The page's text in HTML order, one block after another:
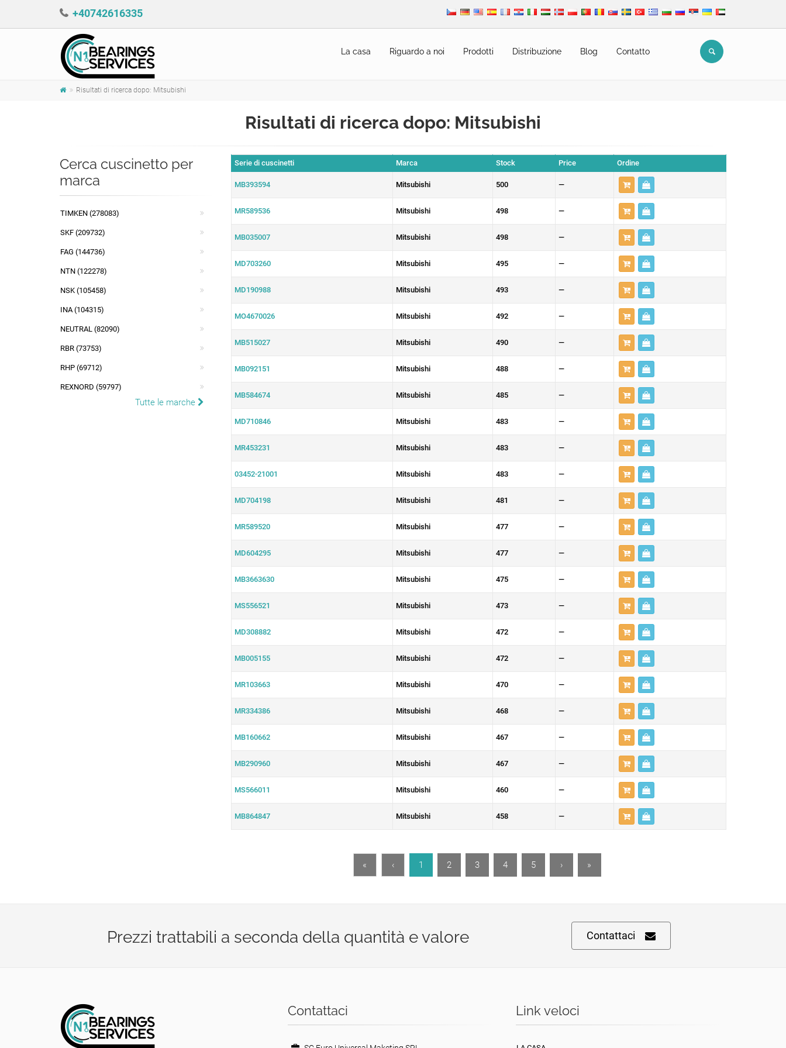
+40742616335
La casa Riguardo a noi Prodotti Distribuzione Blog Contatto
Risultati di ricerca dopo: Mitsubishi
Risultati di ricerca dopo: Mitsubishi
Serie di cuscinetti Marca Stock Price Ordine
MB393594 Mitsubishi 500 —
MR589536 Mitsubishi 498 —
MB035007 Mitsubishi 498 —
MD703260 Mitsubishi 495 —
MD190988 Mitsubishi 493 —
MO4670026 Mitsubishi 492 —
MB515027 Mitsubishi 490 —
MB092151 Mitsubishi 488 —
MB584674 Mitsubishi 485 —
MD710846 Mitsubishi 483 —
MR453231 Mitsubishi 483 —
03452-21001 Mitsubishi 483 —
MD704198 Mitsubishi 481 —
MR589520 Mitsubishi 477 —
MD604295 Mitsubishi 477 —
MB3663630 Mitsubishi 475 —
MS556521 Mitsubishi 473 —
MD308882 Mitsubishi 472 —
MB005155 Mitsubishi 472 —
MR103663 Mitsubishi 470 —
MR334386 Mitsubishi 468 —
MB160662 Mitsubishi 467 —
MB290960 Mitsubishi 467 —
MS566011 Mitsubishi 460 —
MB864847 Mitsubishi 458 —
« ‹ 1 2 3 4 5 › »
Cerca cuscinetto per
marca
TIMKEN (278083)
SKF (209732)
FAG (144736)
NTN (122278)
NSK (105458)
INA (104315)
NEUTRAL (82090)
RBR (73753)
RHP (69712)
REXNORD (59797)
Tutte le marche
Prezzi trattabili a seconda della quantità e valore Contattaci
Contattaci Link veloci